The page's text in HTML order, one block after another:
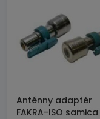
Anténny adaptér
FAKRA-ISO samica